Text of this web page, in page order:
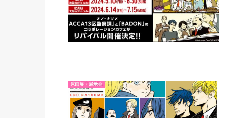
原画展・展示会